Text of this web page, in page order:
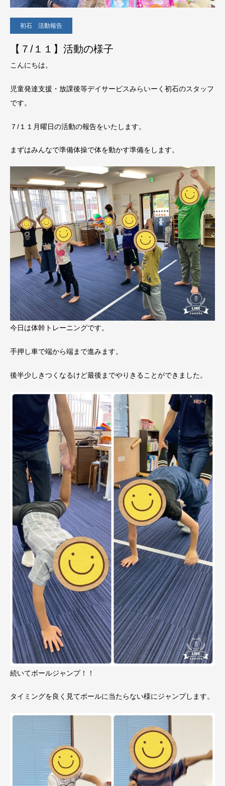
初石 活動報告
【７/１１】活動の様子
こんにちは。
児童発達支援・放課後等デイサービスみらいーく初石のスタッフ
です。
７/１１月曜日の活動の報告をいたします。
まずはみんなで準備体操で体を動かす準備をします。
今日は体幹トレーニングです。
手押し車で端から端まで進みます。
後半少しきつくなるけど最後までやりきることができました。
続いてボールジャンプ！！
タイミングを良く見てボールに当たらない様にジャンプします。